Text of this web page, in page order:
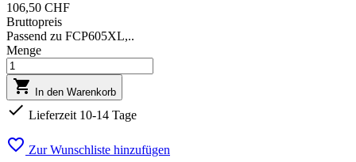
106,50 CHF
Bruttopreis
Passend zu FCP605XL,..
Menge
 In den Warenkorb
 Lieferzeit 10-14 Tage
 Zur Wunschliste hinzufügen